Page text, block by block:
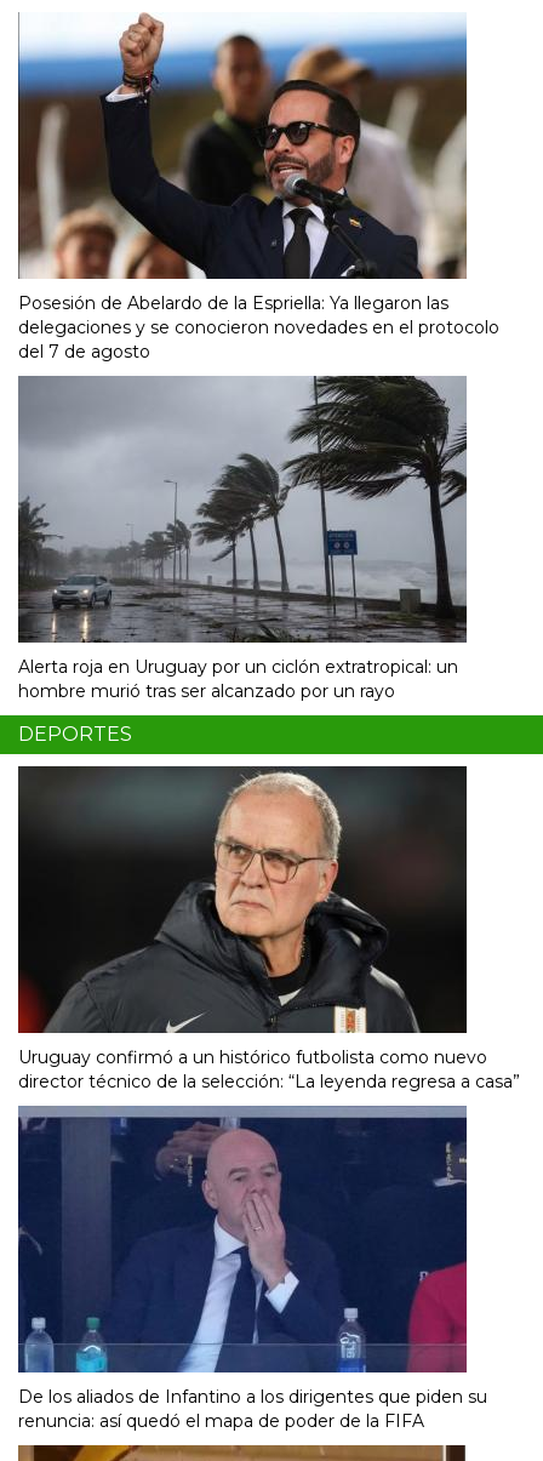
Posesión de Abelardo de la Espriella: Ya llegaron las
delegaciones y se conocieron novedades en el protocolo
del 7 de agosto
Alerta roja en Uruguay por un ciclón extratropical: un
hombre murió tras ser alcanzado por un rayo
DEPORTES
Uruguay confirmó a un histórico futbolista como nuevo
director técnico de la selección: “La leyenda regresa a casa”
De los aliados de Infantino a los dirigentes que piden su
renuncia: así quedó el mapa de poder de la FIFA